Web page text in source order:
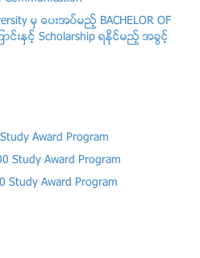
မွ ေပးအပ္မည့္ BACHELOR OF
ာင္းႏွင့္ Scholarship ရႏိုင္မည့္ အခြင့္
Award Program
Study Award Program
Study Award Program